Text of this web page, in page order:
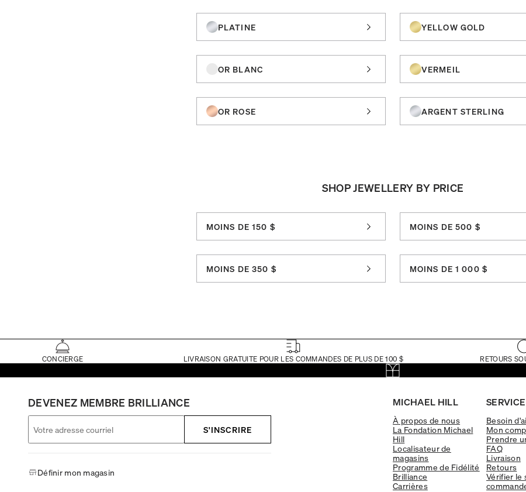
PLATINE YELLOW GOLD
OR BLANC VERMEIL
OR ROSE ARGENT STERLING
SHOP JEWELLERY BY PRICE
MOINS DE 150 $ MOINS DE 500 $
MOINS DE 350 $ MOINS DE 1 000 $
CONCIERGE LIVRAISON GRATUITE POUR LES COMMANDES DE PLUS DE 100 $ RETOURS
MICHAEL HILL
À propos de nous
La Fondation Michael
Hill
Localisateur de
magasins
Programme de Fidélité
Brilliance
Carrières
Besoin
Mon
Prendre
FAQ
Livraison
Retours
Vérifier le
DEVENEZ MEMBRE BRILLIANCE
S'INSCRIRE
Définir mon magasin